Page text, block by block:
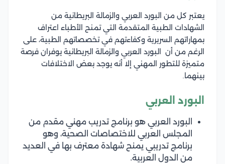
يعتبر كل من البورد العربي والزمالة البريطانية من
الشهادات الطبية المتقدمة التي تمنح الأطباء اعتراف
بمهاراتهم السريرية وكفاءتهم في تخصصاتهم الطبية، على
الرغم من أن البورد العربي والزمالة البريطانية يوفران فرصة
متميزة للتطور المهني إلا أنه يوجد بعض الاختلافات
بينهما.
البورد العربي
البورد العربي هو برنامج تدريب مهني مقدم من
المجلس العربي للاختصاصات الصحية، وهو
برنامج تدريبي يمنح شهادة معترف بها في العديد
من الدول العربية.